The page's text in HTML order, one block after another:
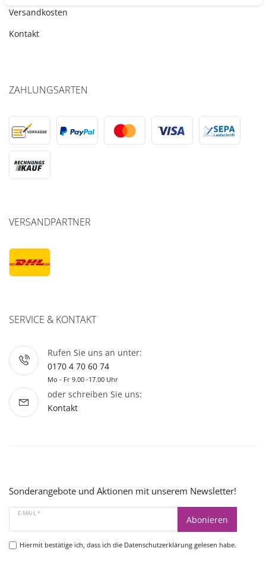
Versandkosten
Kontakt
ZAHLUNGSARTEN
VERSANDPARTNER
SERVICE & KONTAKT
Rufen Sie uns an unter:
0170 4 70 60 74
Mo - Fr 9.00 -17.00 Uhr
oder schreiben Sie uns:
Kontakt
Sonderangebote und Aktionen mit unserem Newsletter!
E-MAIL *
Abonieren
Hiermit bestätige ich, dass ich die Datenschutzerklärunggelesen habe.